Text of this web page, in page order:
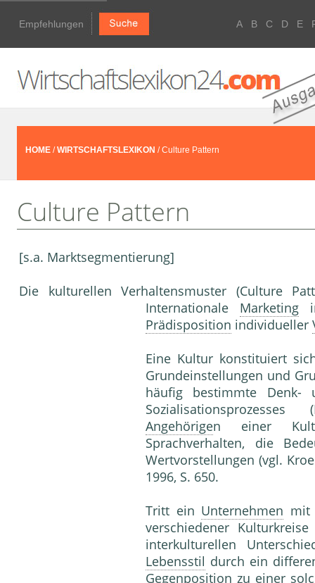
Empfehlungen A B C D E
HOME /WIRTSCHAFTSLEXIKON / Culture Pattern
Culture Pattern
[s.a. Marktsegmentierung]
Die kulturellen Verhaltensmuster (Culture
Internationale Marketing
Prädisposition individueller
Eine Kultur konstituiert
Grundeinstellungen und
häufig bestimmte Denk-
Angehörigen einer
Sprachverhalten, die
Wertvorstellungen (vgl.
1996, S. 650.
Tritt ein Unternehmen mit
verschiedener
interkulturellen
Lebensstil durch ein
Gegenposition zu einer